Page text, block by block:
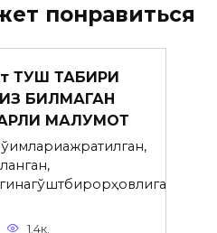
понравиться
ТУШ ТАБИРИ
БИЛМАГАН
МАЛУМОТ
1.4к.